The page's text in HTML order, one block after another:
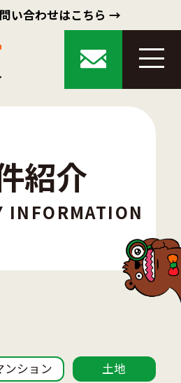
い合わせはこちら →
紹介
INFORMATION
ンション
土地